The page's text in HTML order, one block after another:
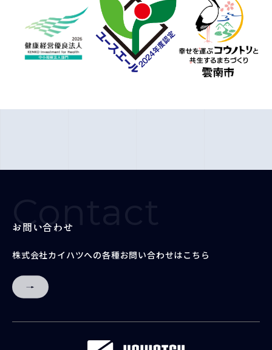
Contact
お問い合わせ
株式会社カイハツへの各種お問い合わせはこちら